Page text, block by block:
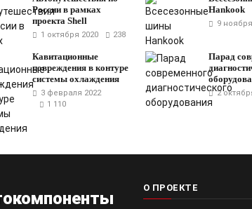
России в рамках
проекта Shell
1 октября 2020 238
Hankook
9
Кавитационные
повреждения в контуре
системы охлаждения
3 февраля 2022
1 110
Парад
2
О ПРОЕКТЕ